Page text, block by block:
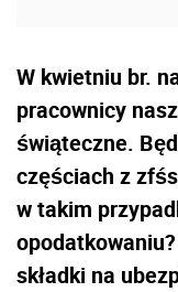
W kwietniu br.
pracownicy
świąteczne.
częściach z
w takim
składki na